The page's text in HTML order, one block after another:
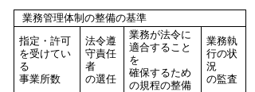
業務管理体制の整備の基準
指定・許可
を受けてい
る
事業所数
法令遵
守責任
者
の選任
業務が法令に
適合すること
を
確保するため
の規程の整備
業務執
行の状
況
の監査